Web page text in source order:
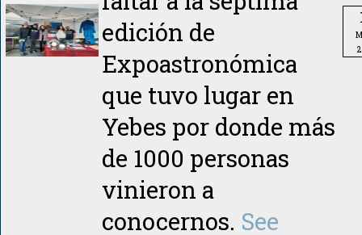
edición de
Expoastronómica
que tuvo lugar en
Yebes por donde más
de 1000 personas
vinieron a
conocernos. See